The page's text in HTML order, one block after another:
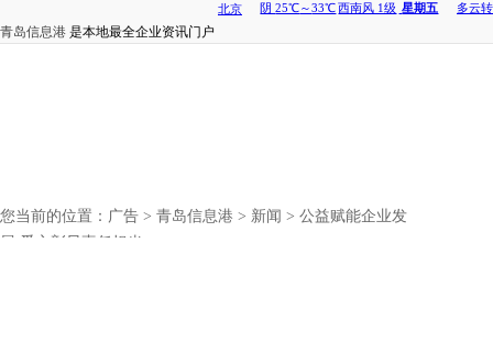
青岛信息港 是本地最全企业资讯门户
您当前的位置： 广告 > 青岛信息港 > 新闻 > 公益赋能企业发
展 爱心彰显责任担当